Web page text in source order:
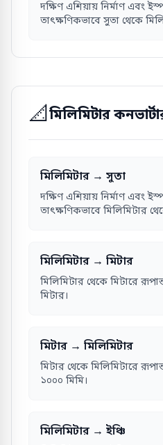
দক্ষিণ এশিয়ায় নির্মাণ এবং
তাৎক্ষণিকভাবে সুতা থেকে
📐মিলিমিটার
মিলিমিটার → সুতা
দক্ষিণ এশিয়ায় নির্মাণ এবং
তাৎক্ষণিকভাবে মিলিমিটার
মিলিমিটার → মিটার
মিলিমিটার থেকে মিটারে
মিটার।
মিটার → মিলিমিটার
মিটার থেকে মিলিমিটারে
১০০০ মিমি।
মিলিমিটার → ইঞ্চি